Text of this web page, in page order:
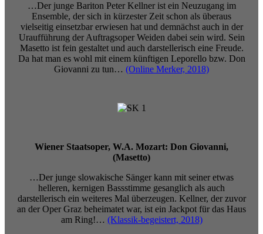
…Der junge Bariton Peter Kellner ist ein Neuzugang im
Ensemble, der sich in kürzester Zeit schon als überaus
vielseitig einsetzbar erwiesen hat und demnächst auch in der
Uraufführung der Auftragsoper Weiden dabei sein wird. Sein
Masetto ist fein gestaltet und auch darstellerisch eine Freude.
Da hat man es wohl mit einem künftigen Leporello bzw. Don
Giovanni zu tun… (Online Merker, 2018)
Wiener Staatsoper, W.A. Mozart: Don Giovanni,
(Masetto)
…Der junge slowakische Sänger kann mit seiner etwas
helleren, kernigen Bassstimme gesanglich als auch
darstellerisch ein weiteres Mal überzeugen. Kellner, der zuvor
an der Oper Graz beheimatet war, ist ein Jackpot für das Haus
am Ring!… (Klassik-begeistert, 2018)